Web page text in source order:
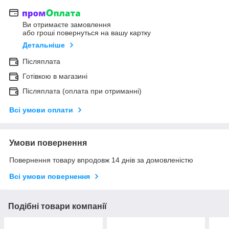
Ви отримаєте замовлення
або гроші повернуться на вашу картку
Детальніше
Післяплата
Готівкою в магазині
Післяплата (оплата при отриманні)
Всі умови оплати
Умови повернення
Повернення товару впродовж 14 днів за домовленістю
Всі умови повернення
Подібні товари компанії